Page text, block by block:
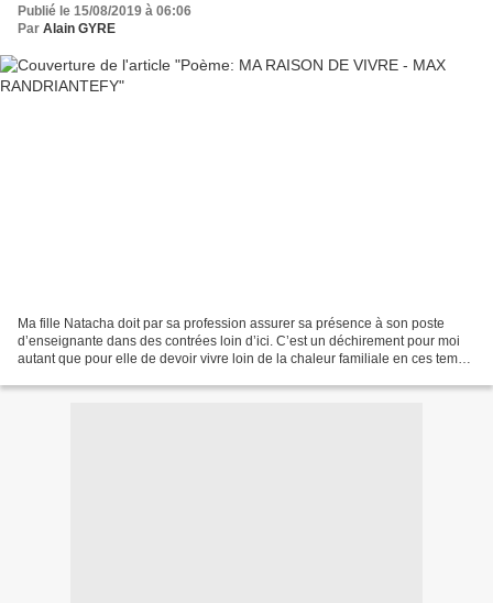
Publié le 15/08/2019 à 06:06
Par Alain GYRE
Ma fille Natacha doit par sa profession assurer sa présence à son poste
d’enseignante dans des contrées loin d’ici. C’est un déchirement pour moi
autant que pour elle de devoir vivre loin de la chaleur familiale en ces temps